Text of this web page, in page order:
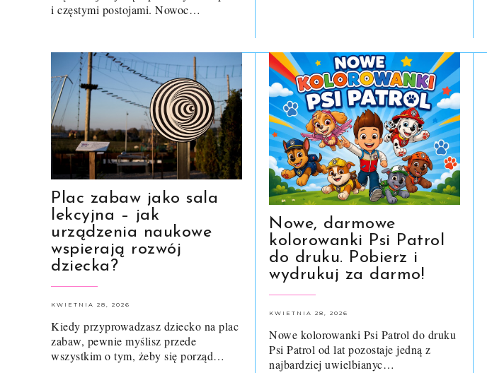
i częstymi postojami. Nowoc…
Plac zabaw jako sala
lekcyjna – jak
urządzenia naukowe
wspierają rozwój
dziecka?
KWIETNIA 28, 2026
Kiedy przyprowadzasz dziecko na plac
zabaw, pewnie myślisz przede
wszystkim o tym, żeby się porząd…
Nowe, darmowe
kolorowanki Psi Patrol
do druku. Pobierz i
wydrukuj za darmo!
KWIETNIA 28, 2026
Nowe kolorowanki Psi Patrol do druku
Psi Patrol od lat pozostaje jedną z
najbardziej uwielbianyc…